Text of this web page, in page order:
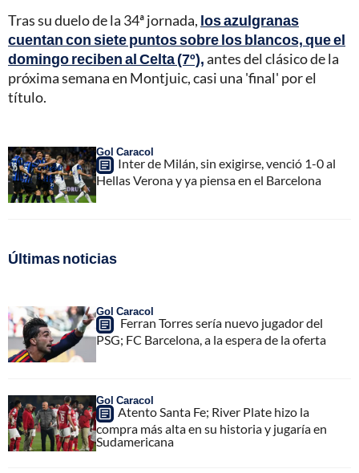
Tras su duelo de la 34ª jornada, los azulgranas
cuentan con siete puntos sobre los blancos, que el
domingo reciben al Celta (7º),antes del clásico de la
próxima semana en Montjuic, casi una 'final' por el
título.
Gol Caracol
Inter de Milán, sin exigirse, venció 1-0 al
Hellas Verona y ya piensa en el Barcelona
Últimas noticias
Gol Caracol
Ferran Torres sería nuevo jugador del
PSG; FC Barcelona, a la espera de la oferta
Gol Caracol
Atento Santa Fe; River Plate hizo la
compra más alta en su historia y jugaría en
Sudamericana